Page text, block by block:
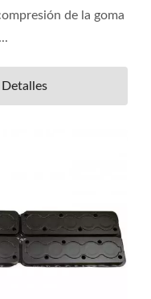
de la goma
Detalles